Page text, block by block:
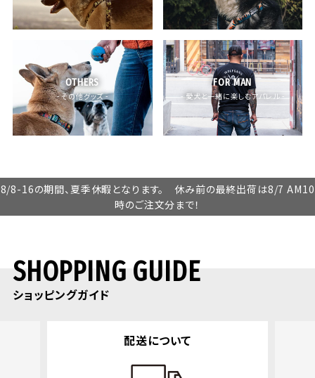
OTHERS
- その他グッズ -
FOR MAN
- 愛犬と一緒に楽しむアパレル -
8/8-16の期間、夏季休暇となります。 休み前の最終出荷は8/7 AM10
時のご注文分まで！
SHOPPING GUIDE
ショッピングガイド
返品・交換について